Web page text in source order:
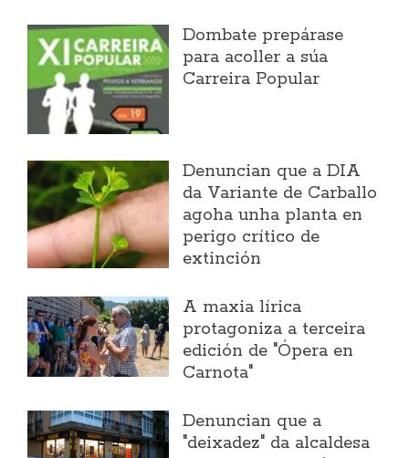
Dombate prepárase
para acoller a súa
Carreira Popular
Denuncian que a DIA
da Variante de Carballo
agoha unha planta en
perigo crítico de
extinción
A maxia lírica
protagoniza a terceira
edición de "Ópera en
Carnota"
Denuncian que a
"deixadez" da alcaldesa